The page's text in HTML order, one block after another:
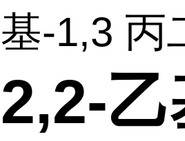
基-1,3 丙
2,2-